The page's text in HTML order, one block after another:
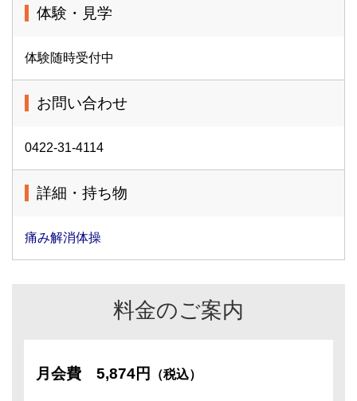
体験・見学
体験随時受付中
お問い合わせ
0422-31-4114
詳細・持ち物
痛み解消体操
料金のご案内
月会費 5,874円 （税込）